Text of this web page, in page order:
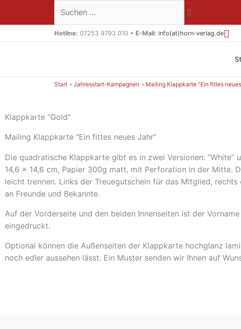
Suchen …
Hotline: 07253 9793 010 • E-Mail: info(at)horn-verlag.de
Start Jahresstart-Kampagnen Mailing Klappkarte “Ein fittes
Klappkarte "Gold"
Mailing Klappkarte “Ein fittes neues Jahr”
Die quadratische Klappkarte gibt es in zwei Versionen: “White”
14,6 x 14,6 cm, Papier 300g matt, mit Perforation in der Mitte.
leicht trennen. Links der Treuegutschein für das Mitglied, rechts
an Freunde und Bekannte.
Auf der Vorderseite und den beiden Innenseiten ist der
eingedruckt.
Optional können die Außenseiten der Klappkarte hochglanz
noch edler aussehen lässt. Ein Muster senden wir Ihnen auf